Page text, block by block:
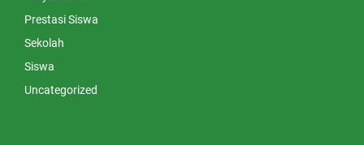
Prestasi Siswa
Sekolah
Siswa
Uncategorized